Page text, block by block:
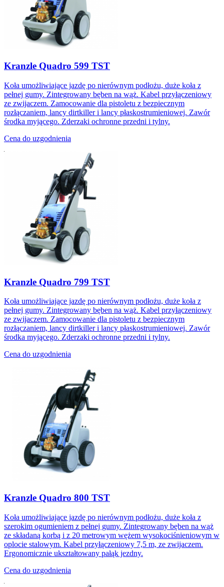
Kranzle Quadro 599 TST
Koła umożliwiające jazdę po nierównym podłożu, duże koła z
pełnej gumy. Zintegrowany bęben na wąż. Kabel przyłączeniowy
ze zwijaczem. Zamocowanie dla pistoletu z bezpiecznym
rozłączaniem, lancy dirtkiller i lancy płaskostrumieniowej. Zawór
środka myjącego. Zderzaki ochronne przedni i tylny.
Cena do uzgodnienia
Kranzle Quadro 799 TST
Koła umożliwiające jazdę po nierównym podłożu, duże koła z
pełnej gumy. Zintegrowany bęben na wąż. Kabel przyłączeniowy
ze zwijaczem. Zamocowanie dla pistoletu z bezpiecznym
rozłączaniem, lancy dirtkiller i lancy płaskostrumieniowej. Zawór
środka myjącego. Zderzaki ochronne przedni i tylny.
Cena do uzgodnienia
Kranzle Quadro 800 TST
Koła umożliwiające jazdę po nierównym podłożu, duże koła z
szerokim ogumieniem z pełnej gumy. Zintegrowany bęben na wąż
ze składaną korbą i z 20 metrowym wężem wysokociśnieniowym w
oplocie stalowym. Kabel przyłączeniowy 7,5 m, ze zwijaczem.
Ergonomicznie ukształtowany pałąk jezdny.
Cena do uzgodnienia